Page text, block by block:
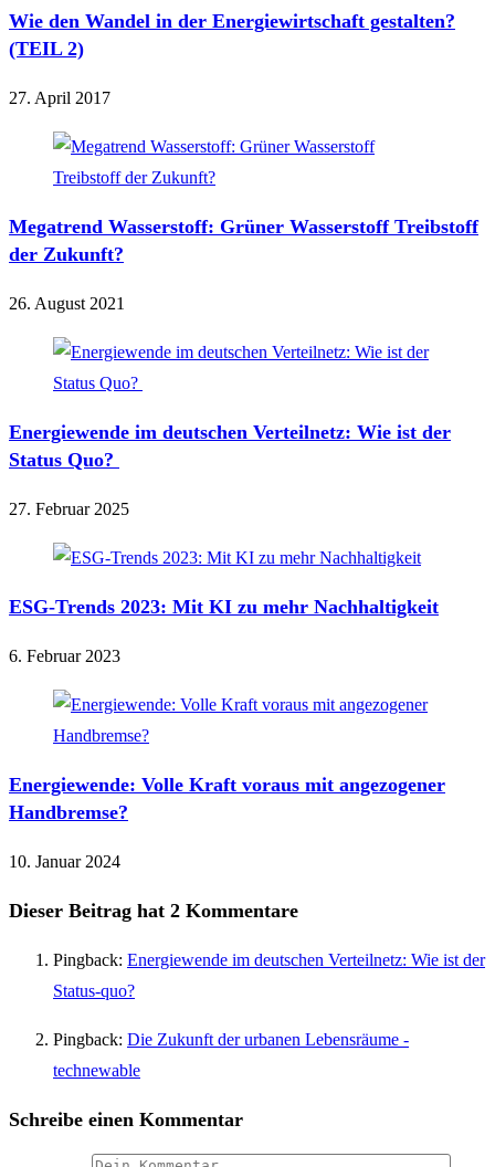
Wie den Wandel in der Energiewirtschaft gestalten?
(TEIL 2)
27. April 2017
Megatrend Wasserstoff: Grüner Wasserstoff Treibstoff
der Zukunft?
26. August 2021
Energiewende im deutschen Verteilnetz: Wie ist der
Status Quo?
27. Februar 2025
ESG-Trends 2023: Mit KI zu mehr Nachhaltigkeit
6. Februar 2023
Energiewende: Volle Kraft voraus mit angezogener
Handbremse?
10. Januar 2024
Dieser Beitrag hat 2 Kommentare
Pingback: Energiewende im deutschen Verteilnetz: Wie ist der
Status-quo?
Pingback: Die Zukunft der urbanen Lebensräume -
technewable
Schreibe einen Kommentar